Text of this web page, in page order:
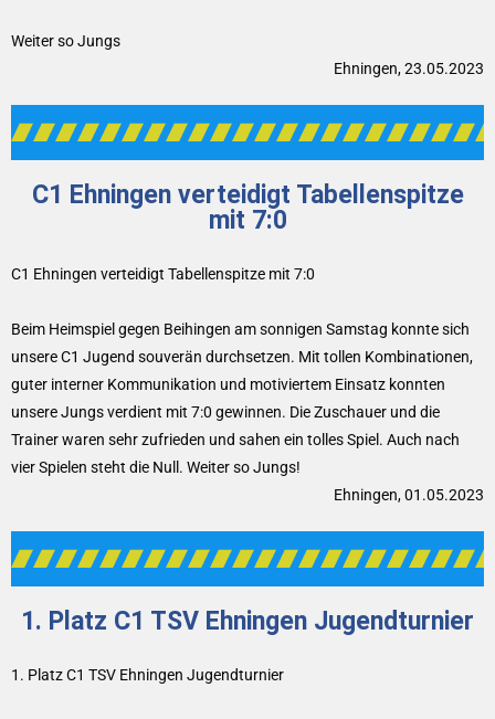
Weiter so Jungs
Ehningen, 23.05.2023
C1 Ehningen verteidigt Tabellenspitze
mit 7:0
C1 Ehningen verteidigt Tabellenspitze mit 7:0
Beim Heimspiel gegen Beihingen am sonnigen Samstag konnte sich
unsere C1 Jugend souverän durchsetzen. Mit tollen Kombinationen,
guter interner Kommunikation und motiviertem Einsatz konnten
unsere Jungs verdient mit 7:0 gewinnen. Die Zuschauer und die
Trainer waren sehr zufrieden und sahen ein tolles Spiel. Auch nach
vier Spielen steht die Null. Weiter so Jungs!
Ehningen, 01.05.2023
1. Platz C1 TSV Ehningen Jugendturnier
1. Platz C1 TSV Ehningen Jugendturnier